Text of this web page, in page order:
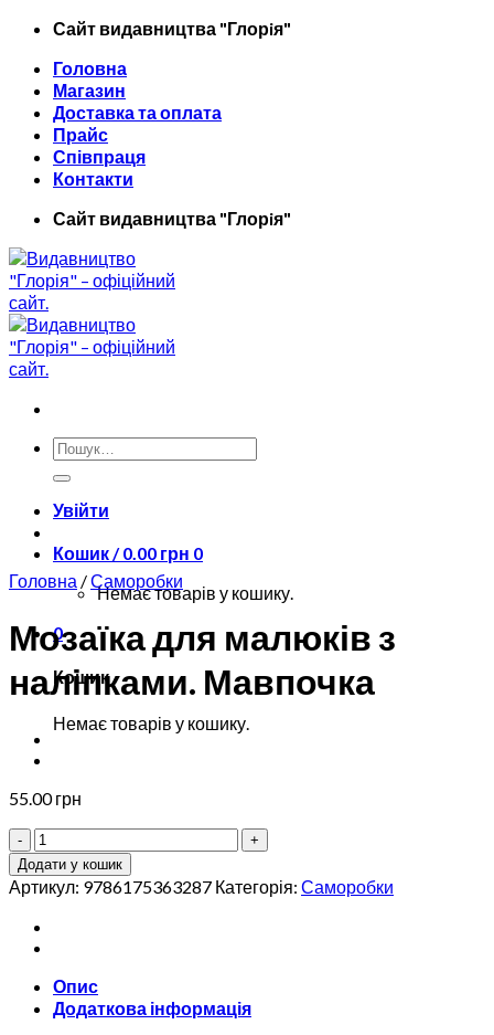
Skip
content
Сайт видавництва "Глорiя"
Головна
Магазин
Доставка та оплата
Прайс
Співпраця
Контакти
Сайт видавництва "Глорiя"
Шукати:
Увійти
Кошик /0.00 грн 0
Немає товарів у кошику.
0
Кошик
Немає товарів у кошику.
Головна /Саморобки
Мозаїка для малюків з
наліпками. Мавпочка
55.00грн
Мозаїка
для
малюків
наліпками.
Мавпочка
Додати у кошик
Артикул: 9786175363287 Категорія: Саморобки
Опис
Додаткова інформація